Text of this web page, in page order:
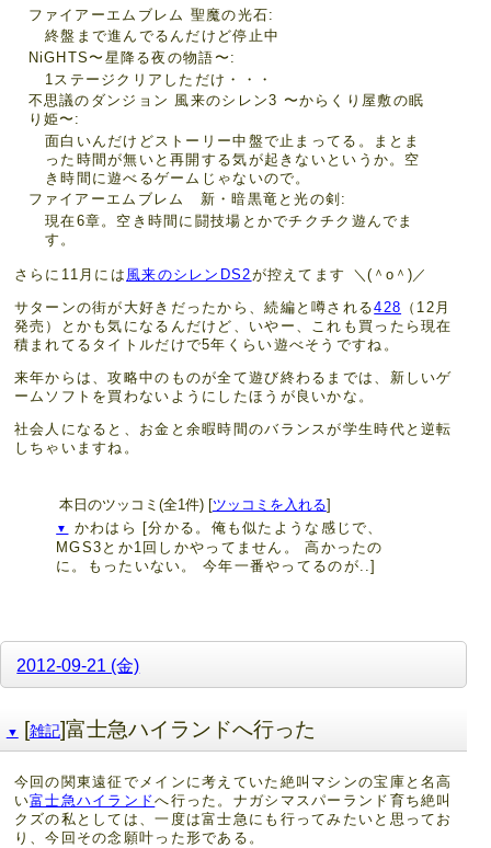
ファイアーエムブレム 聖魔の光石
終盤まで進んでるんだけど停止中
NiGHTS〜星降る夜の物語〜
1ステージクリアしただけ・・・
不思議のダンジョン 風来のシレン3 〜からくり屋敷の眠
り姫〜
面白いんだけどストーリー中盤で止まってる。まとま
った時間が無いと再開する気が起きないというか。空
き時間に遊べるゲームじゃないので。
ファイアーエムブレム 新・暗黒竜と光の剣
現在6章。空き時間に闘技場とかでチクチク遊んでま
す。
さらに11月には 風来のシレンDS2が控えてます
＼(＾o＾)／
サターンの街が大好きだったから、続編と噂される428 （12月
発売）とかも気になるんだけど、いやー、これも買ったら現在
積まれてるタイトルだけで5年くらい遊べそうですね。
来年からは、攻略中のものが全て遊び終わるまでは、新しいゲ
ームソフトを買わないようにしたほうが良いかな。
社会人になると、お金と余暇時間のバランスが学生時代と逆転
しちゃいますね。
本日のツッコミ(全1件) [ツッコミを入れる]
▼ かわはら
[分かる。俺も似たような感じで、
MGS3とか1回しかやってません。 高かったの
に。もったいない。 今年一番やってるのが..]
2012-09-21 (金)
▼ [雑記]富士急ハイランドへ行った
今回の関東遠征でメインに考えていた絶叫マシンの宝庫と名高
い富士急ハイランドへ行った。ナガシマスパーランド育ち絶叫
クズの私としては、一度は富士急にも行ってみたいと思ってお
り、今回その念願叶った形である。